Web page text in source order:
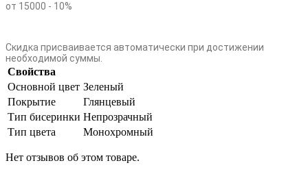
от 15000 - 10%
Скидка присваивается автоматически при достижении
необходимой суммы.
Свойства
Основной цвет Зеленый
Покрытие
Глянцевый
Тип бисеринки Непрозрачный
Тип цвета
Монохромный
Нет отзывов об этом товаре.